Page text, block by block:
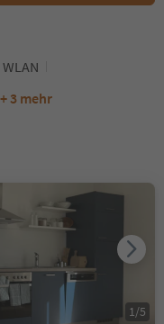
+ 3 mehr
1 /5